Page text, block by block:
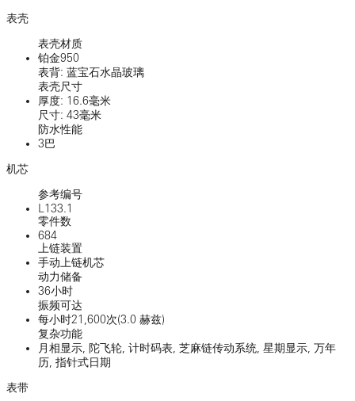
表壳
表壳材质
铂金950
表背: 蓝宝石水晶玻璃
表壳尺寸
厚度: 16.6毫米
尺寸: 43毫米
防水性能
3巴
机芯
参考编号
L133.1
零件数
684
上链装置
手动上链机芯
动力储备
36小时
振频可达
每小时21,600次(3.0 赫兹)
复杂功能
月相显示, 陀飞轮, 计时码表, 芝麻链传动系统, 星期显示, 万年
历, 指针式日期
表带